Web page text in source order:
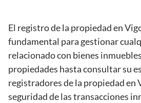
El registro de la propiedad en
fundamental para gestionar
relacionado con bienes
propiedades hasta consultar su
registradores de la propiedad en
seguridad de las transacciones